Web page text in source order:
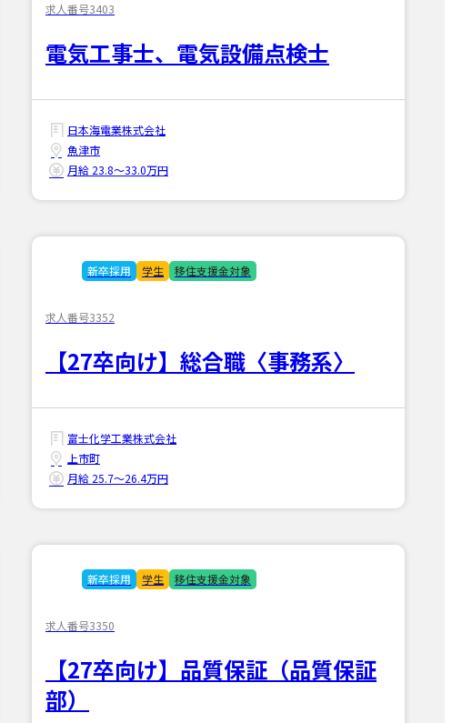
求人番号3403
電気工事士、電気設備点検士
日本海電業株式会社
魚津市
月給 23.8〜33.0万円
新卒採用 学生 移住支援金対象
求人番号3352
【27卒向け】総合職〈事務系〉
富士化学工業株式会社
上市町
月給 25.7〜26.4万円
新卒採用 学生 移住支援金対象
求人番号3350
【27卒向け】品質保証（品質保証
部）